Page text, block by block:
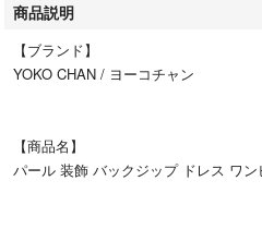
商品説明
【ブランド】
YOKO CHAN / ヨーコチャン
【商品名】
パール 装飾 バックジップ ドレス ワ